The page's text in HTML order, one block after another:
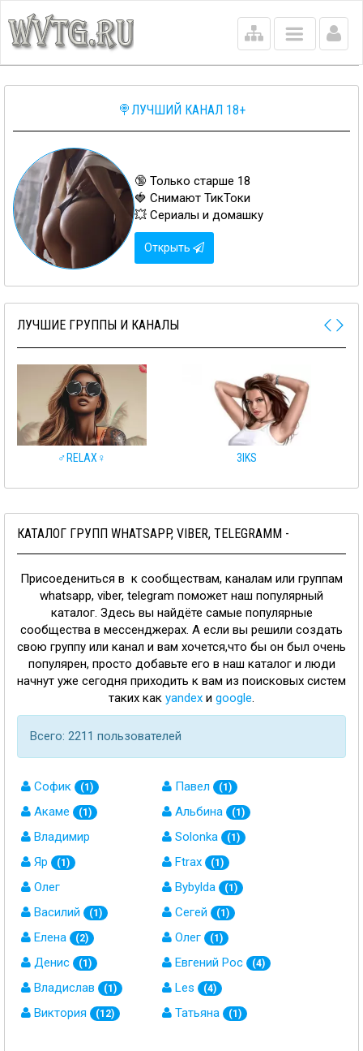
Main
menu
🍭ЛУЧШИЙ КАНАЛ 18+
🔞 Только старше 18
🍓 Снимают ТикТоки
💥 Сериалы и домашку
Открыть
ЛУЧШИЕ ГРУППЫ И КАНАЛЫ
♂️RELAX♀️ 3IKS
КАТАЛОГ ГРУПП WHATSAPP, VIBER, TELEGRAMM -
Присоедениться в к сообществам, каналам или группам
whatsapp, viber, telegram поможет наш популярный
каталог. Здесь вы найдёте самые популярные
сообщества в мессенджерах. А если вы решили создать
свою группу или канал и вам хочется,что бы он был очень
популярен, просто добавьте его в наш каталог и люди
начнут уже сегодня приходить к вам из поисковых систем
таких как yandex и google.
Всего: 2211 пользователей
Софик (1) Павел (1)
Акаме (1) Альбина (1)
Владимир Solonka (1)
Яр (1) Ftrax (1)
Олег Bybylda (1)
Василий (1) Сегей (1)
Елена (2) Олег (1)
Денис (1) Евгений Рос (4)
Владислав (1) Les (4)
Виктория (12) Татьяна (1)